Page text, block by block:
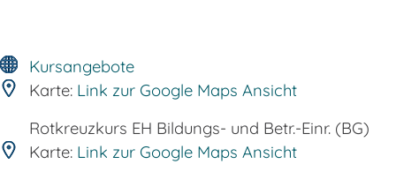
Kursangebote
Karte: Link zur Google Maps Ansicht
Rotkreuzkurs EH Bildungs- und Betr.-Einr. (BG)
Karte: Link zur Google Maps Ansicht